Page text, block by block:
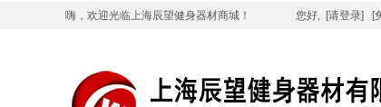
嗨，欢迎光临上海辰望健身器材商城！ 您好, [请登录] [